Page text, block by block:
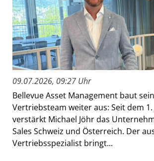
09.07.2026, 09:27 Uhr
Bellevue Asset Management baut sein
Vertriebsteam weiter aus: Seit dem 1.
verstärkt Michael Jöhr das
Sales Schweiz und Österreich. Der
Vertriebsspezialist bringt...